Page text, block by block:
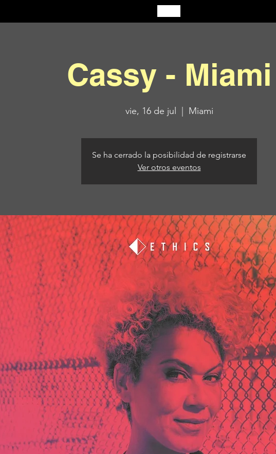
Cassy - Miami
vie, 16 de jul Miami
Se ha cerrado la posibilidad de registrarse
Ver otros eventos